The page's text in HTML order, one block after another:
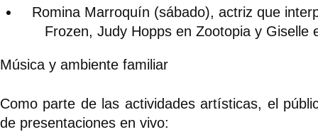
Romina Marroquín (sábado), actriz que
Frozen, Judy Hopps en Zootopia y Giselle
Música y ambiente familiar
Como parte de las actividades artísticas, el
de presentaciones en vivo: